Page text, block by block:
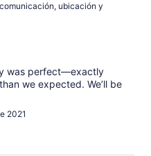
ubicación y
was perfect—exactly
we expected. We’ll be
2021